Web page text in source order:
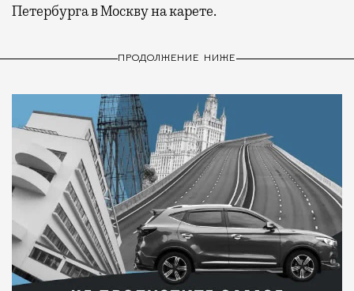
Петербурга в Москву на карете.
ПРОДОЛЖЕНИЕ НИЖЕ